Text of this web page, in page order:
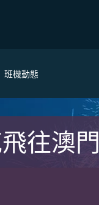
班機動態
往澳門